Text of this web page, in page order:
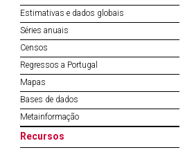
Estimativas e dados globais
Séries anuais
Censos
Regressos a Portugal
Mapas
Bases de dados
Metainformação
Recursos